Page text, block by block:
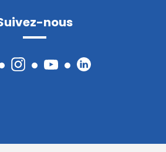
nous
InstagramYouTubeLinkedIn